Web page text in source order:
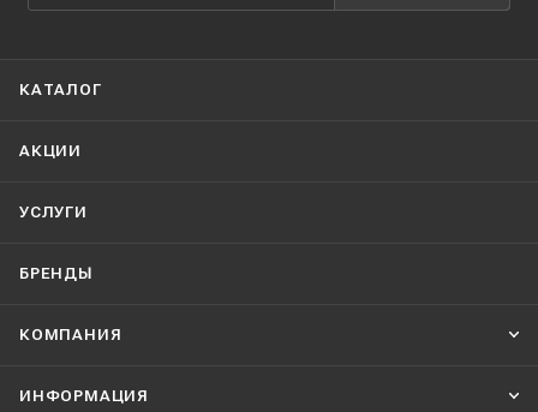
КАТАЛОГ
АКЦИИ
УСЛУГИ
БРЕНДЫ
КОМПАНИЯ
ИНФОРМАЦИЯ